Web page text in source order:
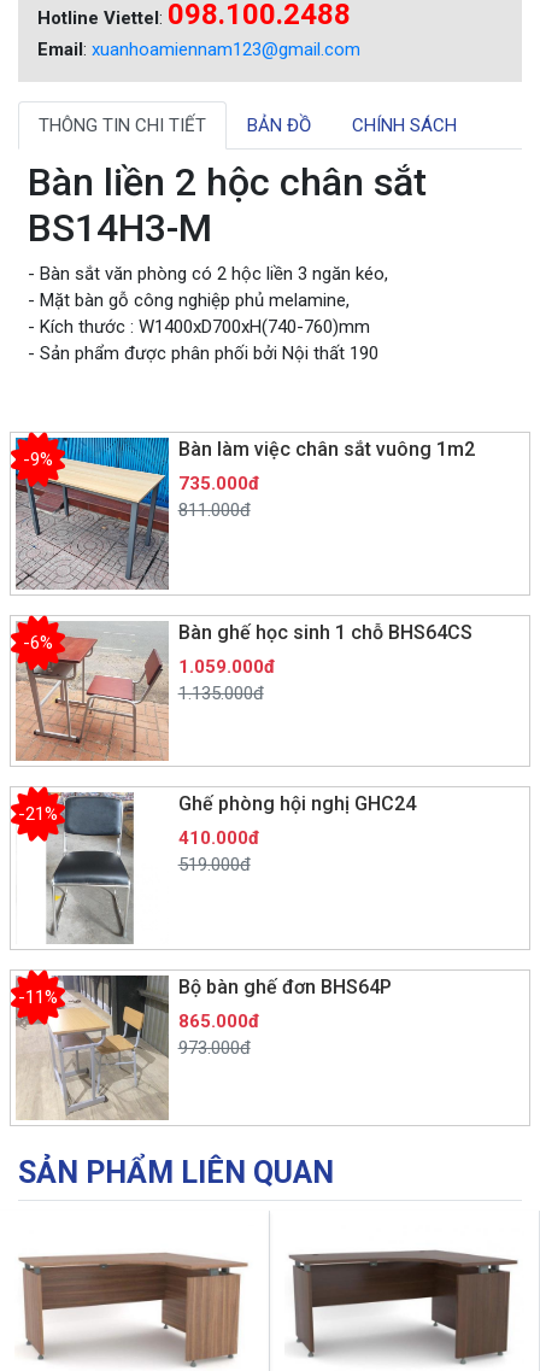
Hotline Viettel: 098.100.2488
Email: xuanhoamiennam123@gmail.com
THÔNG TIN CHI TIẾT BẢN ĐỒ CHÍNH SÁCH
Bàn liền 2 hộc chân sắt
BS14H3-M
- Bàn sắt văn phòng có 2 hộc liền 3 ngăn kéo,
- Mặt bàn gỗ công nghiệp phủ melamine,
- Kích thước : W1400xD700xH(740-760)mm
- Sản phẩm được phân phối bởi Nội thất 190
Bàn làm việc chân sắt vuông 1m2
-9%
735.000đ
811.000đ
Bàn ghế học sinh 1 chỗ BHS64CS
-6%
1.059.000đ
1.135.000đ
Ghế phòng hội nghị GHC24
-21%
410.000đ
519.000đ
Bộ bàn ghế đơn BHS64P
-11%
865.000đ
973.000đ
SẢN PHẨM LIÊN QUAN